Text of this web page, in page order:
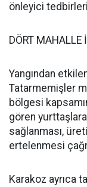
önleyici tedbirleri
DÖRT MAHALLE
Yangından
Tatarmemişler
bölgesi
gören yurttaşlara
sağlanması,
ertelenmesi
Karakoz ayrıca